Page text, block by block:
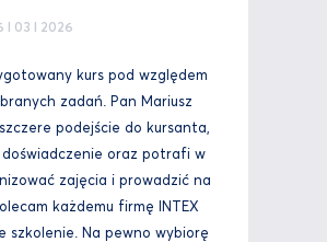
I 03 I 2026
kurs pod względem
zadań. Pan Mariusz
podejście do kursanta,
oraz potrafi w
zajęcia i prowadzić na
każdemu firmę INTEX
szkolenie. Na pewno wybiorę